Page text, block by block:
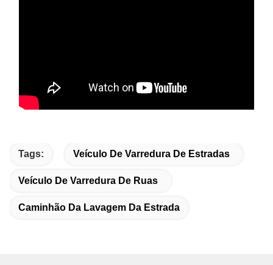
Tags: Veículo De Varredura De Estradas
Veículo De Varredura De Ruas
Caminhão Da Lavagem Da Estrada